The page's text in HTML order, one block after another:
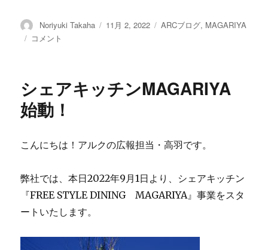
投
稿
Noriyuki Takaha
投
11月 2, 2022
カ
ARCブログ, MAGARIYA
月
ざ
に
コメント
シェアキッチンMAGARIYA
始動！
こんにちは！アルクの広報担当・高羽です。
弊社では、本日2022年9月1日より、シェアキッチン
『FREE STYLE DINING MAGARIYA』事業をスタ
ートいたします。